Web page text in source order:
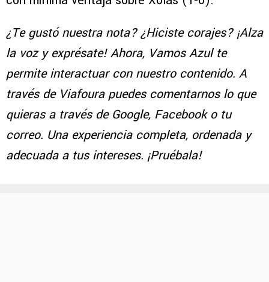
¿Te gustó nuestra nota? ¿Hiciste corajes? ¡Alza
la voz y exprésate! Ahora, Vamos Azul te
permite interactuar con nuestro contenido. A
través de Viafoura puedes comentarnos lo que
quieras a través de Google, Facebook o tu
correo. Una experiencia completa, ordenada y
adecuada a tus intereses. ¡Pruébala!